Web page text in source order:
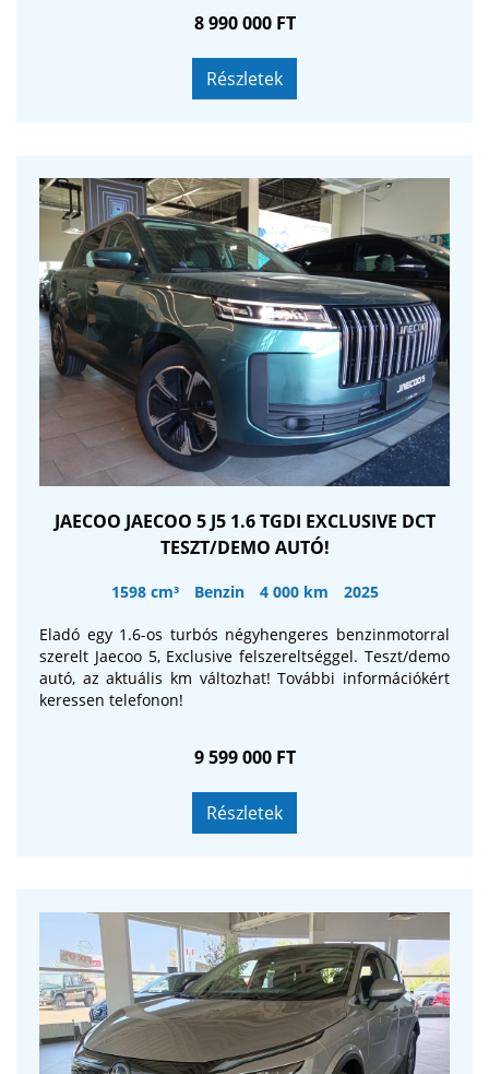
felszereltségét illetően érdeklődjön kollégáinknál, akik
készséggel állnak rendelkezésükre! Kedvező
finanszírozásra valamint autóbeszámításra is van
8 990 000 FT
Részletek
JAECOO JAECOO 5 J5 1.6 TGDI EXCLUSIVE DCT
TESZT/DEMO AUTÓ!
1598 cm³ Benzin 4 000 km 2025
Eladó egy 1.6-os turbós négyhengeres benzinmotorral
szerelt Jaecoo 5, Exclusive felszereltséggel. Teszt/demo
autó, az aktuális km változhat! További információkért
keressen telefonon!
9 599 000 FT
Részletek